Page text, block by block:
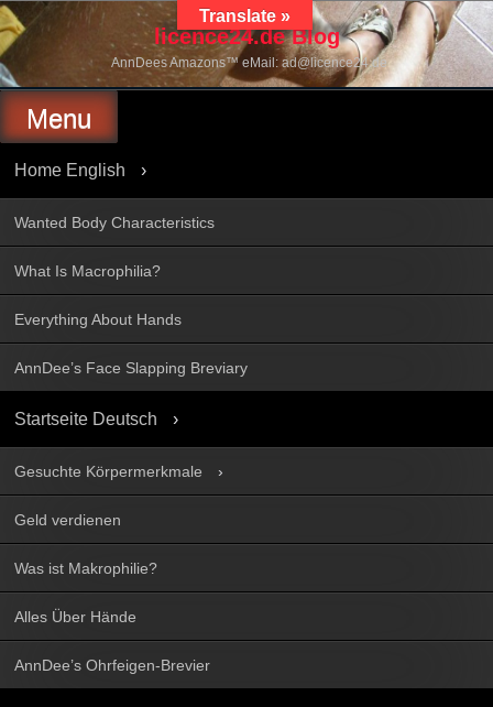
Skip
to
content
licence24.de Blog
AnnDees Amazons™ eMail: ad@licence24.de
Menu
Home English
Wanted Body Characteristics
What Is Macrophilia?
Everything About Hands
AnnDee’s Face Slapping Breviary
Startseite Deutsch
Gesuchte Körpermerkmale
Geld verdienen
Was ist Makrophilie?
Alles Über Hände
AnnDee’s Ohrfeigen-Brevier
Translate »